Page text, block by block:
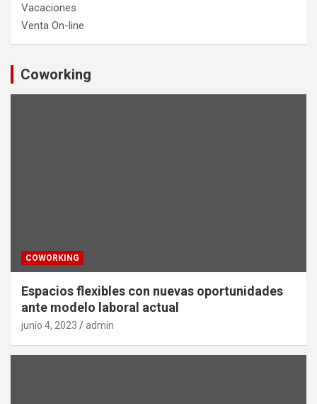
Vacaciones
Venta On-line
Coworking
COWORKING
Espacios flexibles con nuevas oportunidades
ante modelo laboral actual
junio 4, 2023 admin